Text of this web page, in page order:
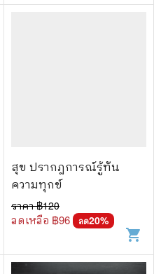
สุข ปรากฎการณ์รู้ทัน
ความทุกข์
ราคา ฿120
ลดเหลือ ฿96 ลด20%
shopping_cart